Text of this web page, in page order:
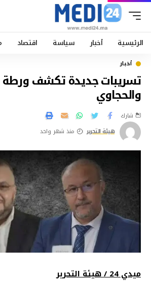
الرئيسية أخبار سياسة اقتصاد
أخبار
تسريبات جديدة تكشف ورطة
والحجاوي
هيئة التحرير منذ شهر واحد
شارك
ميدي 24 / هيئة التحرير